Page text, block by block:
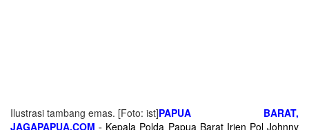
Ilustrasi tambang emas. [Foto: ist]PAPUA BARAT,
JAGAPAPUA.COM - Kepala Polda Papua Barat Irjen Pol Johnny